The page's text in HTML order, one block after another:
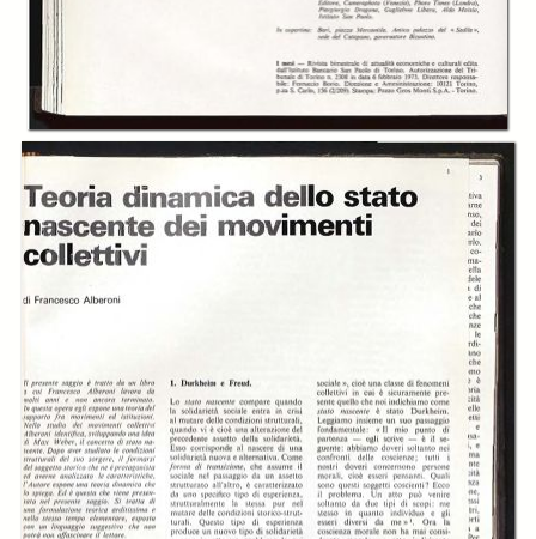
Title:
I mesi: rivista bimestrale di attualità economiche e culturali dell'Istituto
bancario San Paolo di Torino, A. 4 (1976), n. 03 (mag-giu)
Table of contents:
-Sommariopage 2
-Teoria dinamica dello stato nascente dei movimenti collettivi,
Francesco Alberonipage 3
-Bari. Leggenda e realtà, Aurelio Calitripage 9
-Dal bilancio 1975 un «San Paolo» in forte crescita
-Petrarca e Boccaccio dopo seicento anni, Piera Condulmer
page 33
Un milione di libri per gli studenti della Pennsylvania State University,
Piergiorgio Dragone page 45
-Lella Lombardi, la donna dei motori, Josto Maffeopage 49
-L’imposta sulle Successioni, Lionello Jona Celesiapage 52
-Otto secoli di storia. Le monete dei Savoia, Luigi Sacheropage 53
Creator:
Francesco Alberoni